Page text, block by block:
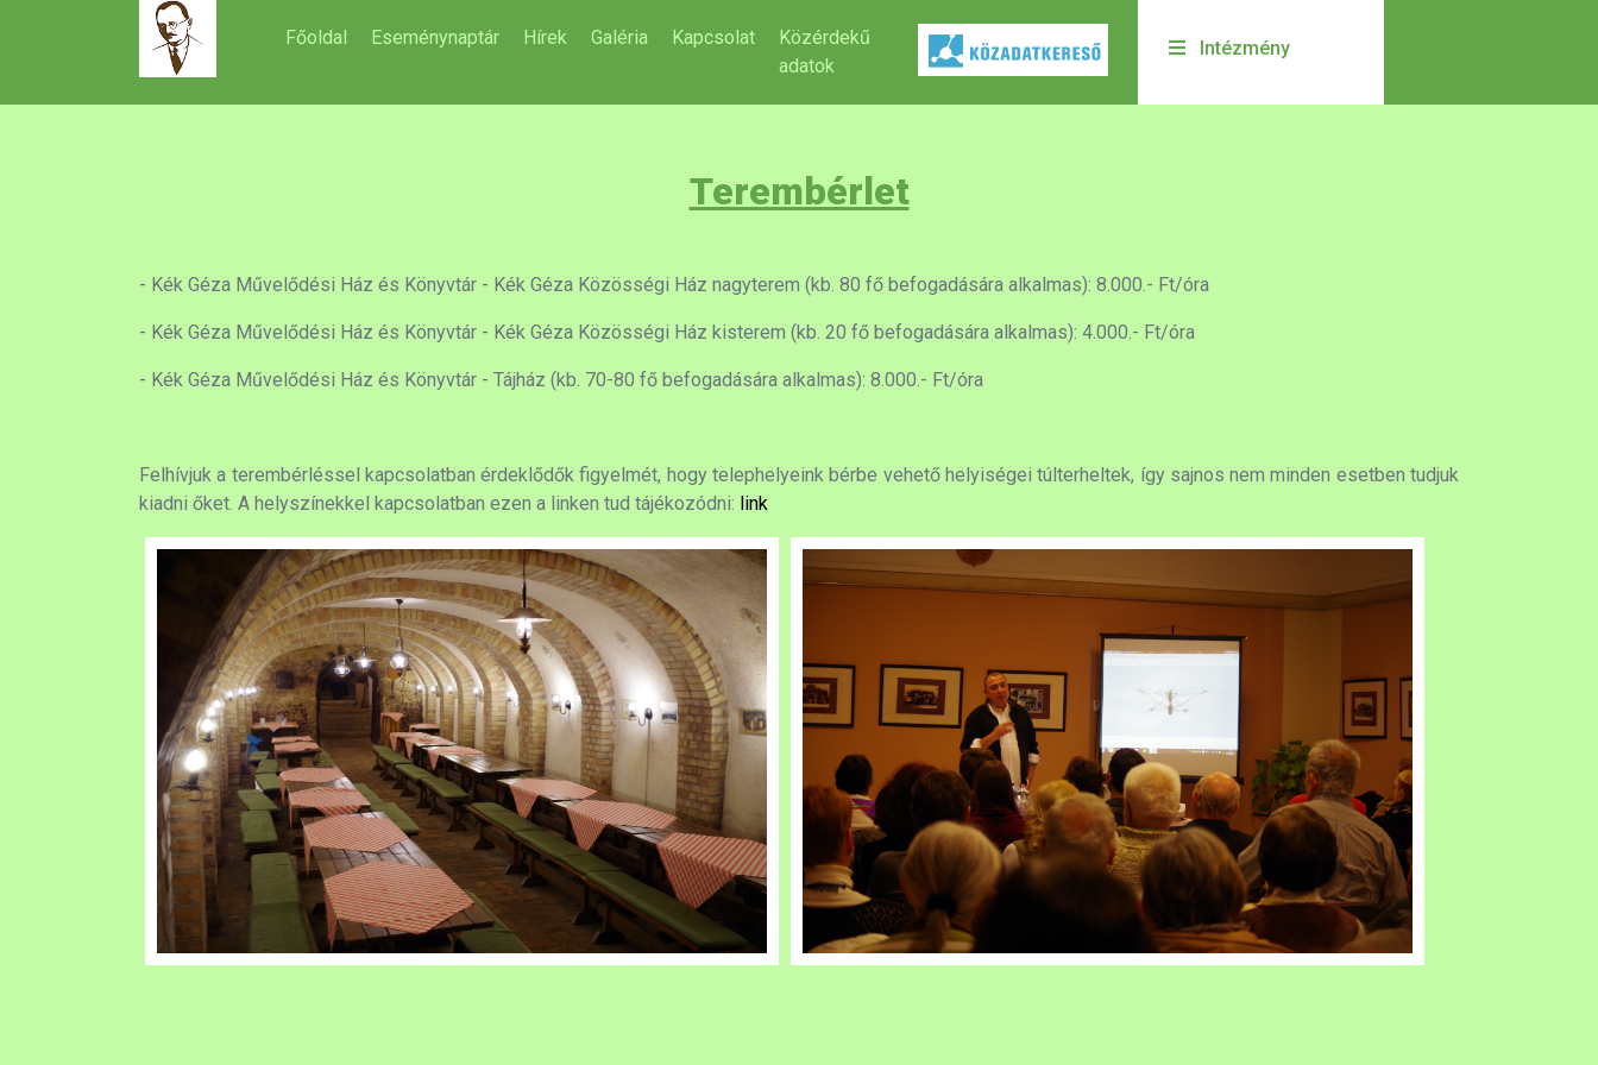
Főoldal Eseménynaptár Hírek Galéria Kapcsolat
Közérdekű
adatok
Intézmény
Terembérlet
- Kék Géza Művelődési Ház és Könyvtár - Kék Géza Közösségi Ház nagyterem (kb. 80 fő befogadására alkalmas): 8.000.- Ft/óra
- Kék Géza Művelődési Ház és Könyvtár - Kék Géza Közösségi Ház kisterem (kb. 20 fő befogadására alkalmas): 4.000.- Ft/óra
- Kék Géza Művelődési Ház és Könyvtár - Tájház (kb. 70-80 fő befogadására alkalmas): 8.000.- Ft/óra
Felhívjuk a terembérléssel kapcsolatban érdeklődők figyelmét, hogy telephelyeink bérbe vehető helyiségei túlterheltek, így sajnos nem minden esetben tudjuk
kiadni őket. A helyszínekkel kapcsolatban ezen a linken tud tájékozódni: link